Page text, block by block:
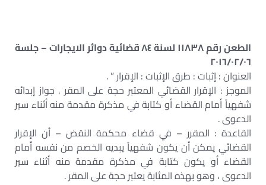
الطعن رقم ١١٨٣٨ لسنة ٨٤ قضائية دوائر الايجارات – جلسة
٢٠١٦/٠٢/٠٦
العنوان : إثبات : طرق الإثبات : الإقرار ” .
الموجز : الإقرار القضائي المعتبر حجة على المقر . جواز إبدائه
شفهياً أمام القضاء أو كتابة في مذكرة مقدمة منه أثناء سير
الدعوى .
القاعدة : المقرر – في قضاء محكمة النقض – أن الإقرار
القضائي يمكن أن يكون شفهياً يبديه الخصم من نفسه أمام
القضاء أو يكون كتابة في مذكرة مقدمة منه أثناء سير
الدعوى ، وهو بهذه المثابة يعتبر حجة على المقر .